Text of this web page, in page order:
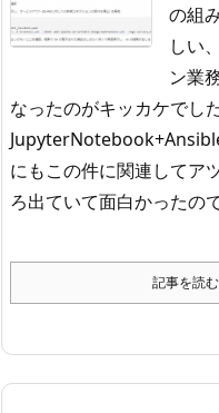
の組
しい
ン業
なったのがキッカケでした
にもこの件に関連してア
ろ出ていて面白かったの
記事を読む